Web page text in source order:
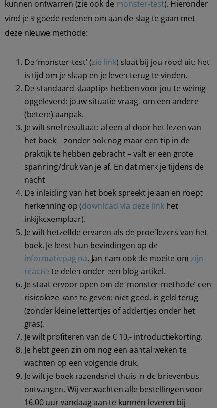
kunnen ontwarren (zie ook de monster-test). Hieronder
vind je 9 goede redenen om aan de slag te gaan met
deze nieuwe methode:
De ‘monster-test’ (zie link) slaat bij jou rood uit: het
is tijd om je slaap en je leven terug te vinden.
De standaard slaaptips hebben voor jou te weinig
opgeleverd: jouw situatie vraagt om een andere
(betere) aanpak.
Je wilt snel resultaat: alleen al door het lezen van
het boek – zonder ook nog maar een tip in de
praktijk te hebben gebracht – valt er een grote
spanning/druk van je af. En dat merk je tijdens de
nacht.
De inleiding van het boek spreekt je aan en roept
herkenning op (download via deze link het
inkijkexemplaar).
Je wilt hetzelfde ervaren als de proeflezers van het
boek. Je leest hun bevindingen op de
informatiepagina. Jan nam ook de moeite om zijn
reactie te delen onder een blog-artikel.
Je staat ervoor open om de ‘monster-methode’ een
risicoloze kans te geven: niet goed, is geld terug
(zonder kleine lettertjes of addertjes onder het
gras).
Je wilt profiteren van de € 10,- introductiekorting.
Je hebt geen zin om nog een aantal weken te
wachten op een volgende druk.
Je wilt je boek razendsnel thuis in de brievenbus
ontvangen. Wij verwachten alle bestellingen voor
16.00 uur vandaag aan te kunnen leveren bij